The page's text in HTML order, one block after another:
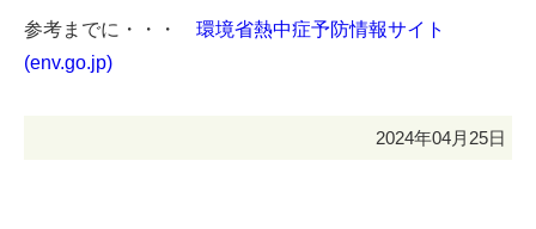
参考までに・・・ 環境省熱中症予防情報サイト
(env.go.jp)
2024年04月25日